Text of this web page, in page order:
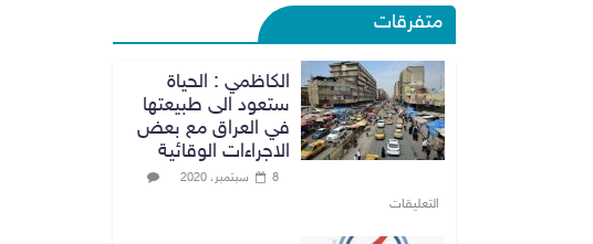
متفرقات
الكاظمي : الحياة
ستعود الى طبيعتها
في العراق مع بعض
الاجراءات الوقائية
8 سبتمبر، 2020
التعليقات